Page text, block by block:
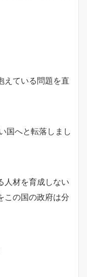
えている問題を直
国へと転落しまし
人材を育成しない
この国の政府は分